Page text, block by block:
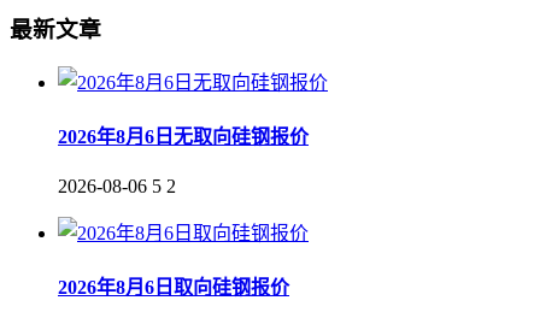
最新文章
2026年8月6日无取向硅钢报价
2026-08-06 5 2
2026年8月6日取向硅钢报价